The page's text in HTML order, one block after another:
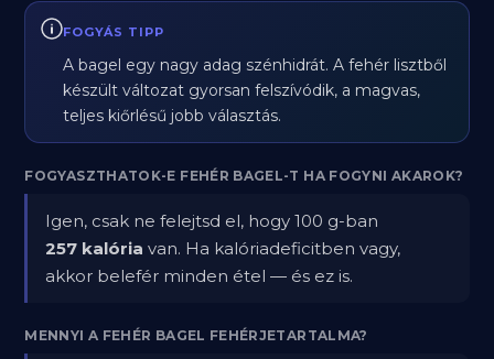
FOGYÁS TIPP
A bagel egy nagy adag szénhidrát. A fehér lisztből
készült változat gyorsan felszívódik, a magvas,
teljes kiőrlésű jobb választás.
FOGYASZTHATOK-E FEHÉR BAGEL-T HA FOGYNI AKAROK?
Igen, csak ne felejtsd el, hogy 100 g-ban
257 kalória van. Ha kalóriadeficitben vagy,
akkor belefér minden étel — és ez is.
MENNYI A FEHÉR BAGEL FEHÉRJETARTALMA?